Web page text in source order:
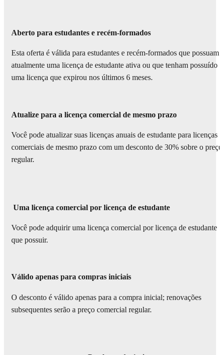
Aberto para estudantes e recém-formados
Esta oferta é válida para estudantes e recém-formados que possuam
atualmente uma licença de estudante ativa ou que tenham possuído
uma licença que expirou nos últimos 6 meses.
Atualize para a licença comercial de mesmo prazo
Você pode atualizar suas licenças anuais de estudante para licenças
comerciais de mesmo prazo com um desconto de 30% sobre o
regular.
Uma licença comercial por licença de estudante
Você pode adquirir uma licença comercial por licença de estudante
que possuir.
Válido apenas para compras iniciais
O desconto é válido apenas para a compra inicial; renovações
subsequentes serão a preço comercial regular.